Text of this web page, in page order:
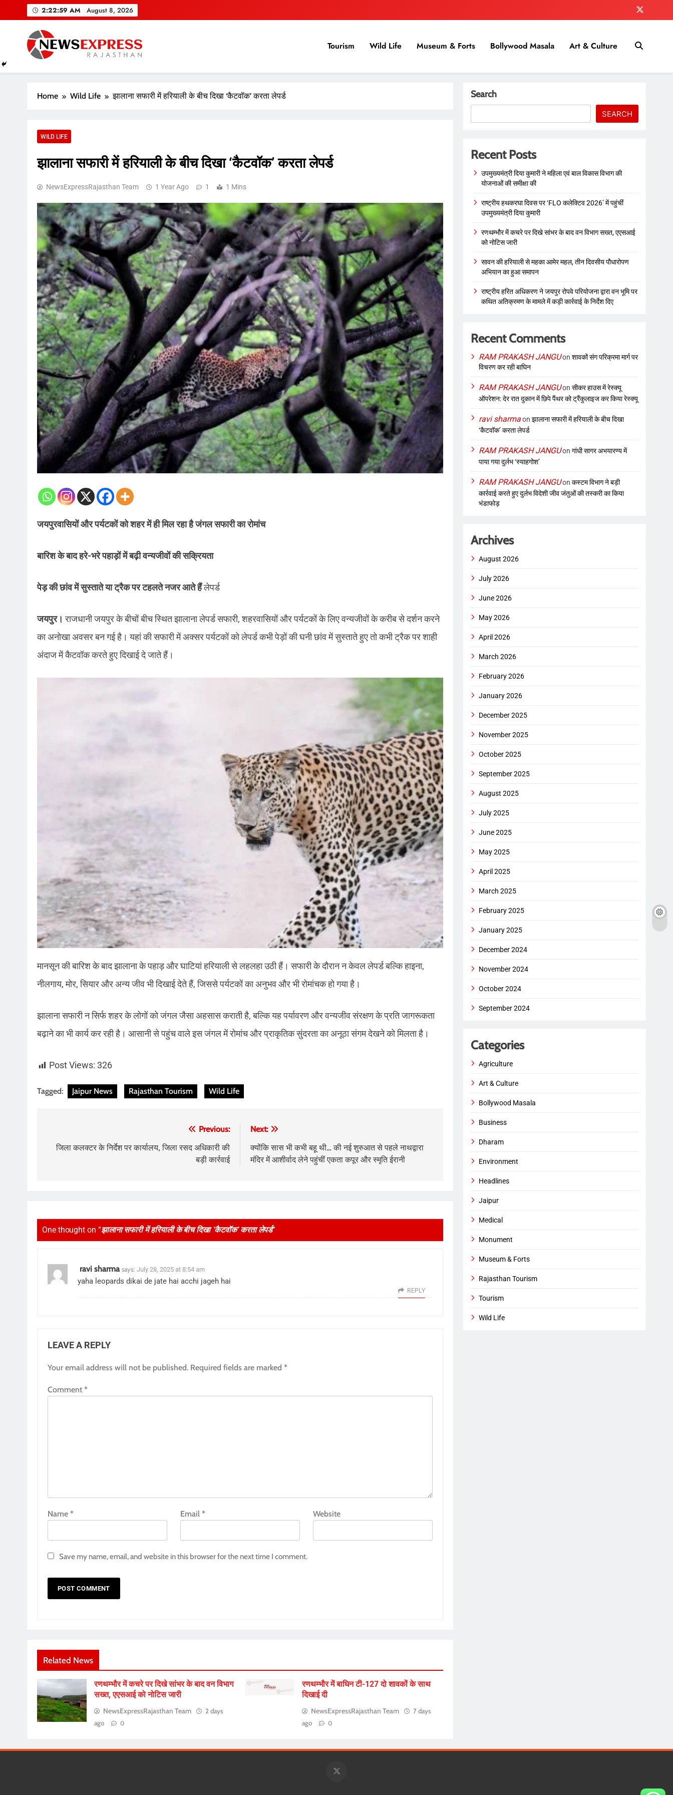
2:23:00 AM August 8, 2026
Tourism Wild Life Museum & Forts Bollywood Masala Art & Culture
Home Wild Life झालाना सफारी में हरियाली के बीच दिखा ‘कैटवॉक’ करता लेपर्ड
WILD LIFE
झालाना सफारी में हरियाली के बीच दिखा ‘कैटवॉक’ करता लेपर्ड
NewsExpressRajasthan Team 1 Year Ago 1 1 Mins
जयपुरवासियों और पर्यटकों को शहर में ही मिल रहा है जंगल सफारी का रोमांच
बारिश के बाद हरे-भरे पहाड़ों में बढ़ी वन्यजीवों की सक्रियता
पेड़ की छांव में सुस्ताते या ट्रैक पर टहलते नजर आते हैंलेपर्ड
जयपुर।राजधानी जयपुर के बीचों बीच स्थित झालाना लेपर्ड सफारी, शहरवासियों और पर्यटकों के लिए वन्यजीवों के करीब से दर्शन करने
का अनोखा अवसर बन गई है। यहां की सफारी में अक्सर पर्यटकों को लेपर्ड कभी पेड़ों की घनी छांव में सुस्ताते हुए तो कभी ट्रैक पर शाही
अंदाज में कैटवॉक करते हुए दिखाई दे जाते हैं।
मानसून की बारिश के बाद झालाना के पहाड़ और घाटियां हरियाली से लहलहा उठी हैं। सफारी के दौरान न केवल लेपर्ड बल्कि हाइना,
नीलगाय, मोर, सियार और अन्य जीव भी दिखाई देते हैं, जिससे पर्यटकों का अनुभव और भी रोमांचक हो गया है।
झालाना सफारी न सिर्फ शहर के लोगों को जंगल जैसा अहसास कराती है, बल्कि यह पर्यावरण और वन्यजीव संरक्षण के प्रति जागरूकता
बढ़ाने का भी कार्य कर रही है। आसानी से पहुंच वाले इस जंगल में रोमांच और प्राकृतिक सुंदरता का अनूठा संगम देखने को मिलता है।
Post Views: 326
Tagged: Jaipur News Rajasthan Tourism Wild Life
navigation
Previous:
जिला कलक्टर के निर्देश पर कार्यालय, जिला रसद अधिकारी की
बड़ी कार्रवाई
Next:
क्योंकि सास भी कभी बहू थी… की नई शुरुआत से पहले नाथद्वारा
मंदिर में आशीर्वाद लेने पहुंचीं एकता कपूर और स्मृति ईरानी
One thought on “झालाना सफारी में हरियाली के बीच दिखा ‘कैटवॉक’ करता लेपर्ड”
ravi sharma says: July 28, 2025 at 8:54 am
yaha leopards dikai de jate hai acchi jageh hai
REPLY
LEAVE A REPLY
Your email address will not be published. Required fields are marked *
Comment *
Name * Email* Website
Save my name, email, and website in this browser for the next time I comment.
Related News
रणथम्भौर में कचरे पर दिखे सांभर के बाद वन विभाग
सख्त, एएसआई को नोटिस जारी
NewsExpressRajasthan Team
2 days
ago
0
रणथम्भौर में बाघिन टी-127 दो शावकों के साथ
दिखाई दी
NewsExpressRajasthan Team
7 days
ago
0
Search
SEARCH
Recent Posts
उपमुख्यमंत्री दिया कुमारी ने महिला एवं बाल विकास विभाग की
योजनाओं की समीक्षा की
राष्ट्रीय हथकरघा दिवस पर ‘FLO कलेक्टिव 2026’ में पहुंचीं
उपमुख्यमंत्री दिया कुमारी
रणथम्भौर में कचरे पर दिखे सांभर के बाद वन विभाग सख्त, एएसआई
को नोटिस जारी
सावन की हरियाली से महका आमेर महल, तीन दिवसीय पौधारोपण
अभियान का हुआ समापन
राष्ट्रीय हरित अधिकरण ने जयपुर रोपवे परियोजना द्वारा वन भूमि पर
कथित अतिक्रमण के मामले में कड़ी कार्रवाई के निर्देश दिए
Recent Comments
RAM PRAKASH JANGUonशावकों संग परिक्रमा मार्ग पर
विचरण कर रही बाघिन
RAM PRAKASH JANGUonसीकर हाउस में रेस्क्यू
ऑपरेशन: देर रात दुकान में छिपे पैंथर को ट्रैंकुलाइज कर किया रेस्क्यू
ravi sharmaonझालाना सफारी में हरियाली के बीच दिखा
‘कैटवॉक’ करता लेपर्ड
RAM PRAKASH JANGUonगांधी सागर अभयारण्य में
पाया गया दुर्लभ ‘स्याहगोश’
RAM PRAKASH JANGUonकस्टम विभाग ने बड़ी
कार्रवाई करते हुए दुर्लभ विदेशी जीव जंतुओं की तस्करी का किया
भंडाफोड़
Archives
August 2026
July 2026
June 2026
May 2026
April 2026
March 2026
February 2026
January 2026
December 2025
November 2025
October 2025
September 2025
August 2025
July 2025
June 2025
May 2025
April 2025
March 2025
February 2025
January 2025
December 2024
November 2024
October 2024
September 2024
Categories
Agriculture
Art & Culture
Bollywood Masala
Business
Dharam
Environment
Headlines
Jaipur
Medical
Monument
Museum & Forts
Rajasthan Tourism
Tourism
Wild Life